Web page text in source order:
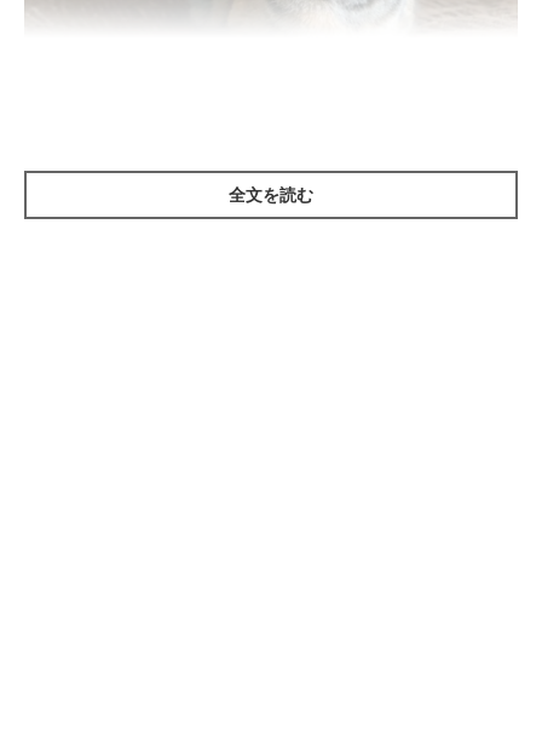
香箱座りとは、両方の前足を折りたたんで体の下に入れる座り方
全文を読む